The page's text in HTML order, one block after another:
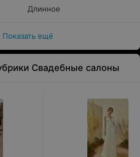
Длинное
Показать ещё
Свадебные салоны